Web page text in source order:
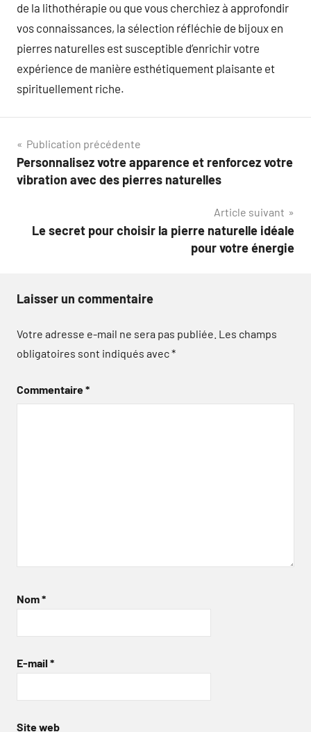
de la lithothérapie ou que vous cherchiez à approfondir
vos connaissances, la sélection réfléchie de bijoux en
pierres naturelles est susceptible d’enrichir votre
expérience de manière esthétiquement plaisante et
spirituellement riche.
Navigation
de
Publication précédente
Personnalisez votre apparence et renforcez votre
vibration avec des pierres naturelles
Article suivant
Le secret pour choisir la pierre naturelle idéale
pour votre énergie
Laisser un commentaire
Votre adresse e-mail ne sera pas publiée. Les champs
obligatoires sont indiqués avec*
Commentaire*
Nom*
E-mail *
Site web